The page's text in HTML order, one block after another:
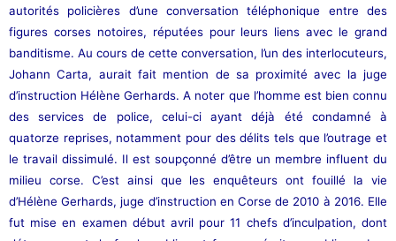
autorités policières d’une conversation téléphonique entre des
figures corses notoires, réputées pour leurs liens avec le grand
banditisme. Au cours de cette conversation, l’un des interlocuteurs,
Johann Carta, aurait fait mention de sa proximité avec la juge
d’instruction Hélène Gerhards. A noter que l’homme est bien connu
des services de police, celui-ci ayant déjà été condamné à
quatorze reprises, notamment pour des délits tels que l’outrage et
le travail dissimulé. Il est soupçonné d’être un membre influent du
milieu corse. C’est ainsi que les enquêteurs ont fouillé la vie
d’Hélène Gerhards, juge d’instruction en Corse de 2010 à 2016. Elle
fut mise en examen début avril pour 11 chefs d’inculpation, dont